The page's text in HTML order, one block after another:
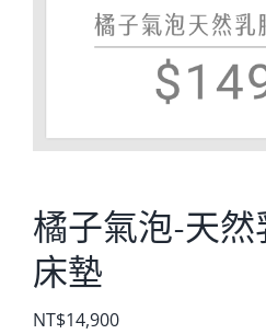
橘子氣泡-天
床墊
NT$14,900